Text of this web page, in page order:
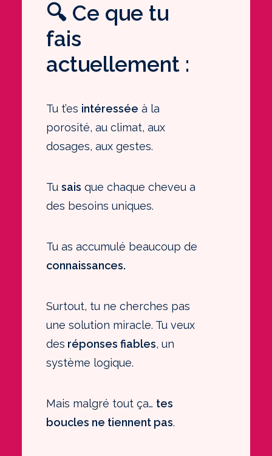
🔍 Ce que tu
fais
actuellement :
Tu t’es intéressée à la
porosité, au climat, aux
dosages, aux gestes.
Tu sais que chaque cheveu a
des besoins uniques.
Tu as accumulé beaucoup de
connaissances.
Surtout, tu ne cherches pas
une solution miracle. Tu veux
des réponses fiables, un
système logique.
Mais malgré tout ça… tes
boucles ne tiennent pas.